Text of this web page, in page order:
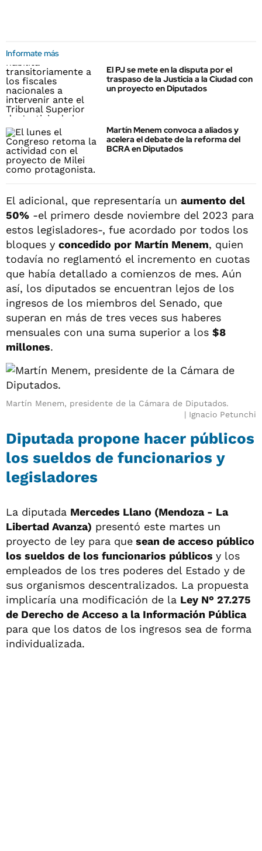
Informate más
El PJ se mete en la disputa por el
traspaso de la Justicia a la Ciudad con
un proyecto en Diputados
Martín Menem convoca a aliados y
acelera el debate de la reforma del
BCRA en Diputados
El adicional, que representaría un aumento del
50% -el primero desde noviembre del 2023 para
estos legisladores-, fue acordado por todos los
bloques y concedido por Martín Menem, quien
todavía no reglamentó el incremento en cuotas
que había detallado a comienzos de mes. Aún
así, los diputados se encuentran lejos de los
ingresos de los miembros del Senado, que
superan en más de tres veces sus haberes
mensuales con una suma superior a los $8
millones.
Martín Menem, presidente de la Cámara de Diputados.
Ignacio Petunchi
Diputada propone hacer públicos
los sueldos de funcionarios y
legisladores
La diputada Mercedes Llano (Mendoza - La
Libertad Avanza) presentó este martes un
proyecto de ley para que sean de acceso público
los sueldos de los funcionarios públicos y los
empleados de los tres poderes del Estado y de
sus organismos descentralizados. La propuesta
implicaría una modificación de la Ley N° 27.275
de Derecho de Acceso a la Información Pública
para que los datos de los ingresos sea de forma
individualizada.